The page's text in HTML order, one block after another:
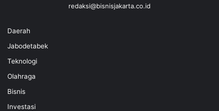
redaksi@bisnisjakarta.co.id
Daerah
Jabodetabek
Teknologi
Olahraga
Bisnis
Investasi